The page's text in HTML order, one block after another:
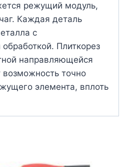
режущий модуль,
Каждая деталь
с
обработкой. Плиткорез
направляющейся
возможность точно
элемента, вплоть